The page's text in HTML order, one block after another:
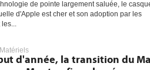
de pointe largement saluée, le
d'Apple est cher et son adoption par les
Matériels
d'année, la transition du